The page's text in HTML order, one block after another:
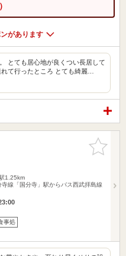
があります
とても居心地が良くつい長居して
て行ったところ とても綺麗…
お気に入
りに追加
1.25km
線「国分寺」駅からバス西武拝島線
事処